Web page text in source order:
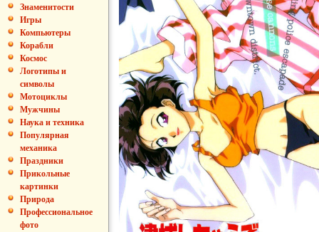
Знаменитости
Игры
Компьютеры
Корабли
Космос
Логотипы и
символы
Мотоциклы
Мужчины
Наука и техника
Популярная
механика
Праздники
Прикольные
картинки
Природа
Профессиональное
фото